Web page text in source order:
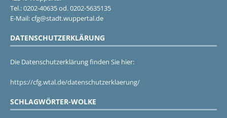
Tel.: 0202-40635 od. 0202-5635135
E-Mail: cfg@stadt.wuppertal.de
DATENSCHUTZERKLÄRUNG
Die Datenschutzerklärung finden Sie hier:
https://cfg.wtal.de/datenschutzerklaerung/
SCHLAGWÖRTER-WOLKE